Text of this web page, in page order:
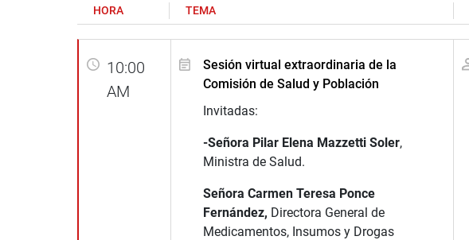
HORA TEMA
10:00
AM
Sesión virtual extraordinaria de la
Comisión de Salud y Población
Invitadas:
-Señora Pilar Elena Mazzetti Soler,
Ministra de Salud.
Señora Carmen Teresa Ponce
Fernández, Directora General de
Medicamentos, Insumos y Drogas